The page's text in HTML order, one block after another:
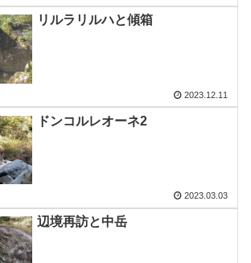
リルラリルハと傾箱
2023.12.11
ドンコルレオーネ2
2023.03.03
辺境再訪と中岳